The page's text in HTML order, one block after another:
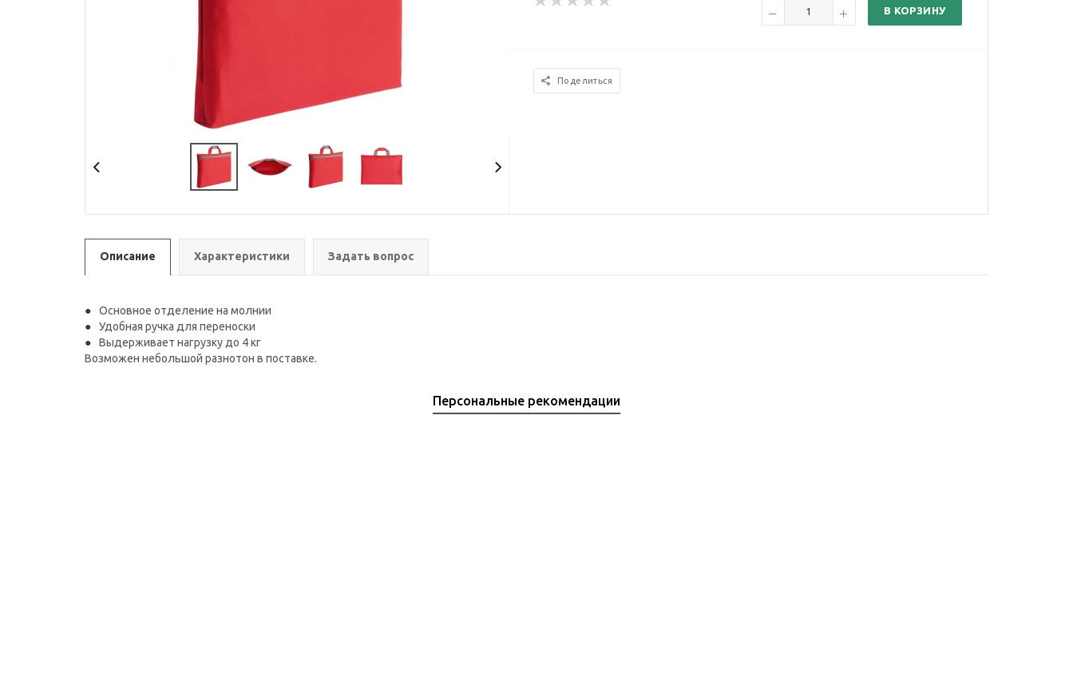
В КОРЗИНУ
Поделиться
Описание Характеристики Задать вопрос
Основное отделение на молнии
Удобная ручка для переноски
Выдерживает нагрузку до 4 кг
Возможен небольшой разнотон в поставке.
Персональные рекомендации